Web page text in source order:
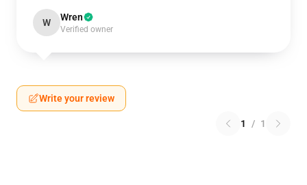
W Wren
Verified owner
Write your review
1 / 1